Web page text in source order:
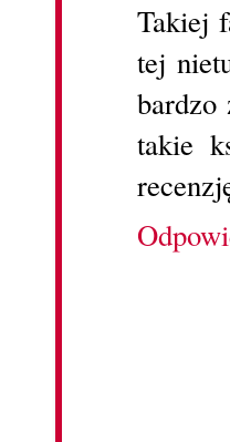
Takiej
tej
bardzo
takie